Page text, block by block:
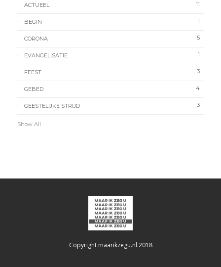
ACTUEEL 11
BEGIN 1
CORONA 5
EVANGELISATIE 1
FEEST 3
GEBED 4
GEESTELIJKE STRIJD 3
Show All
Copyright maarikzegu.nl 2018